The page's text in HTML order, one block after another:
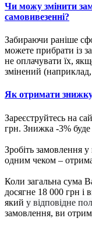
Чи можу змінити
самовивезенні?
Забираючи раніше
можете прибрати із
не оплачувати їх,
змінений (наприклад,
Як отримати
Зареєструйтесь на
грн. Знижка -3% буде
Зробіть замовлення
одним чеком –
Коли загальна сума
досягне 18 000 грн
який у відповідне
замовлення, ви